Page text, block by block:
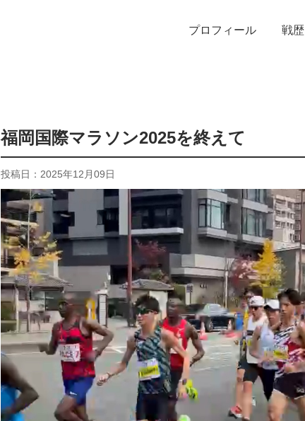
プロフィール 戦歴
福岡国際マラソン2025を終えて
投稿日：2025年12月09日